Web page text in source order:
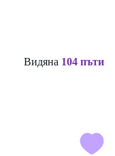
Видяна 104 пъти